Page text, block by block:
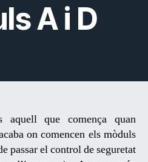
A i D
aquell que comença quan
on comencen els mòduls
passar el control de seguretat